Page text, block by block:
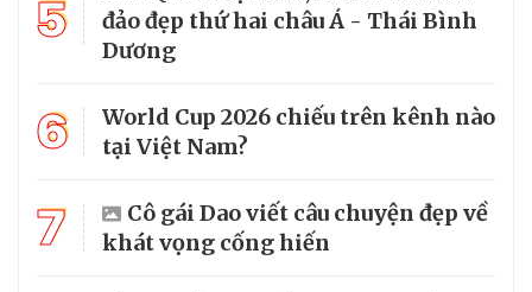
5
đảo đẹp thứ hai châu Á - Thái Bình
Dương
6
World Cup 2026 chiếu trên kênh nào
tại Việt Nam?
7
Cô gái Dao viết câu chuyện đẹp về
khát vọng cống hiến